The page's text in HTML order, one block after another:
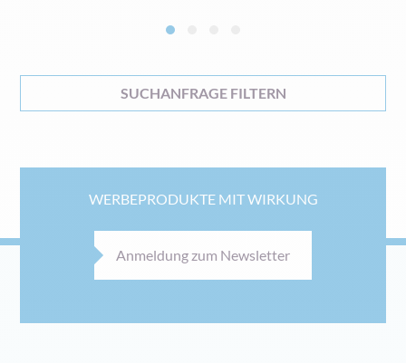
SUCHANFRAGE FILTERN
WERBEPRODUKTE MIT WIRKUNG
Anmeldung zum Newsletter